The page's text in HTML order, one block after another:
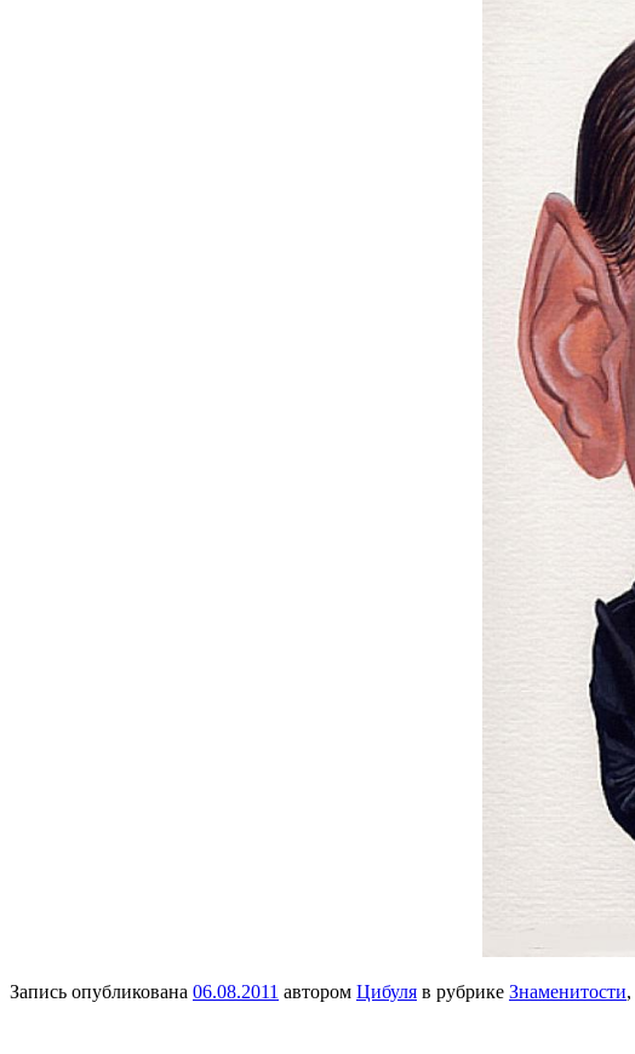
Запись опубликована 06.08.2011 автором Цибуля в рубрике Знаменитости,